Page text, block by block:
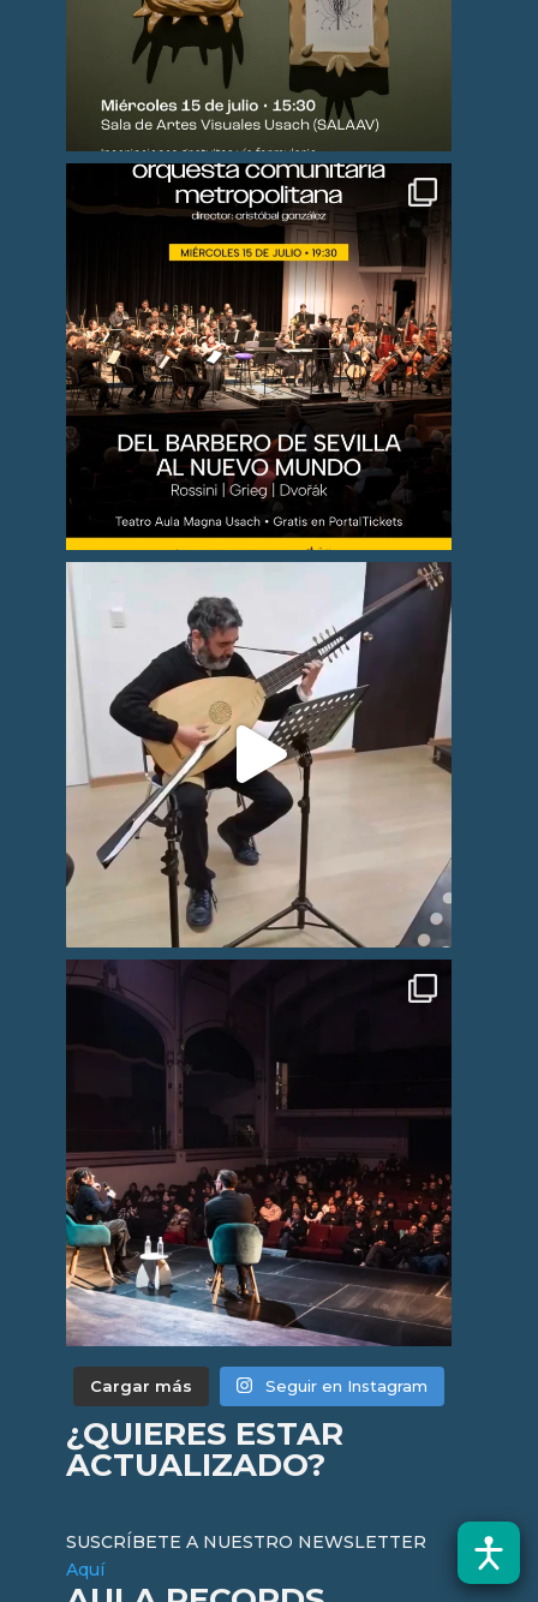
Cargar más Seguir en Instagram
¿QUIERES ESTAR
ACTUALIZADO?
SUSCRÍBETE A NUESTRO NEWSLETTER
Aquí